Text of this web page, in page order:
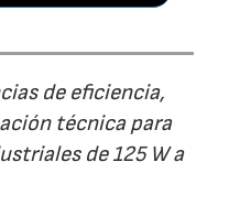
de eficiencia,
técnica para
de 125 W a